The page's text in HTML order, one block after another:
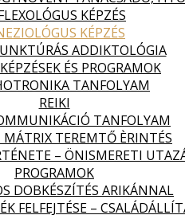
KÉPZÉS
KÉPZÉS
ADDIKTOLÓGIA
ÉS PROGRAMOK
TANFOLYAM
REIKI
TANFOLYAM
TEREMTŐ ÈRINTÉS
– ÖNISMERETI
PROGRAMOK
DOBKÉSZÍTÉS ARIKÁNNAL
FELFEJTÉSE –